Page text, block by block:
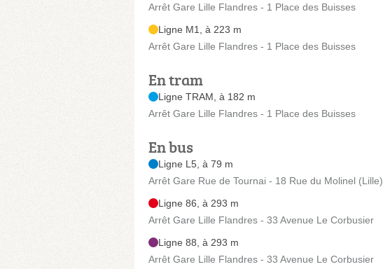
Arrêt Gare Lille Flandres - 1 Place des Buisses
Ligne M1, à 223 m
Arrêt Gare Lille Flandres - 1 Place des Buisses
En tram
Ligne TRAM, à 182 m
Arrêt Gare Lille Flandres - 1 Place des Buisses
En bus
Ligne L5, à 79 m
Arrêt Gare Rue de Tournai - 18 Rue du Molinel (Lille)
Ligne 86, à 293 m
Arrêt Gare Lille Flandres - 33 Avenue Le Corbusier
Ligne 88, à 293 m
Arrêt Gare Lille Flandres - 33 Avenue Le Corbusier